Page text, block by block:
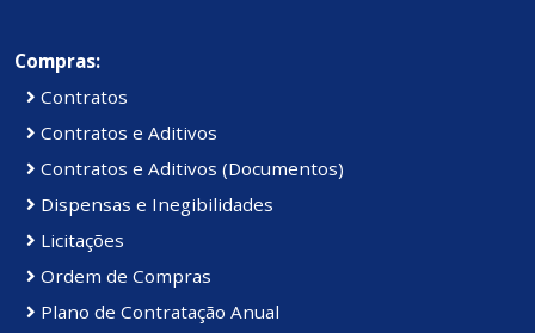
Compras:
Contratos
Contratos e Aditivos
Contratos e Aditivos (Documentos)
Dispensas e Inegibilidades
Licitações
Ordem de Compras
Plano de Contratação Anual